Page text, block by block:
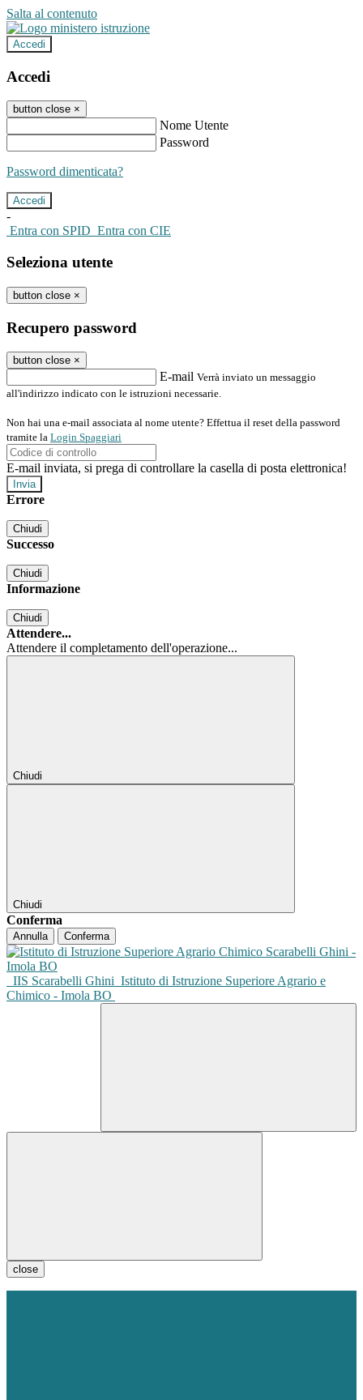
Salta al contenuto
Accedi
Accedi
button close ×
Nome Utente
Password
Password dimenticata?
-
Entra con SPID Entra con CIE
Seleziona utente
button close ×
Recupero password
button close ×
E-mail Verrà inviato un messaggio
all'indirizzo indicato con le istruzioni necessarie.
Non hai una e-mail associata al nome utente? Effettua il reset della password
tramite la Login Spaggiari
E-mail inviata, si prega di controllare la casella di posta elettronica!
Errore
Chiudi
Successo
Chiudi
Informazione
Chiudi
Attendere...
Attendere il completamento dell'operazione...
Chiudi
Chiudi
Conferma
Annulla Conferma
IIS Scarabelli Ghini Istituto di Istruzione Superiore Agrario e
Chimico - Imola BO
close